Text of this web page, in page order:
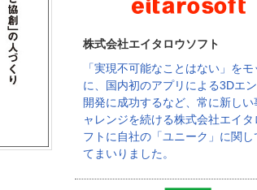
株式会社エイタロウソフト
「実現不可能なことはない」をモ
に、国内初のアプリによる3Dエ
開発に成功するなど、常に新しい
ャレンジを続ける株式会社エイタ
フトに自社の「ユニーク」に関し
てまいりました。